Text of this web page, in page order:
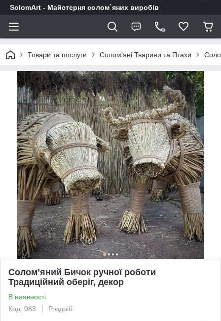
SolomArt - Майстерня солом`яних виробів
Товари та послуги Солом'яні Тварини та Птахи
Солом’яний Бичок ручної роботи
Традиційний оберіг, декор
В наявності
Код: 083
Роздріб